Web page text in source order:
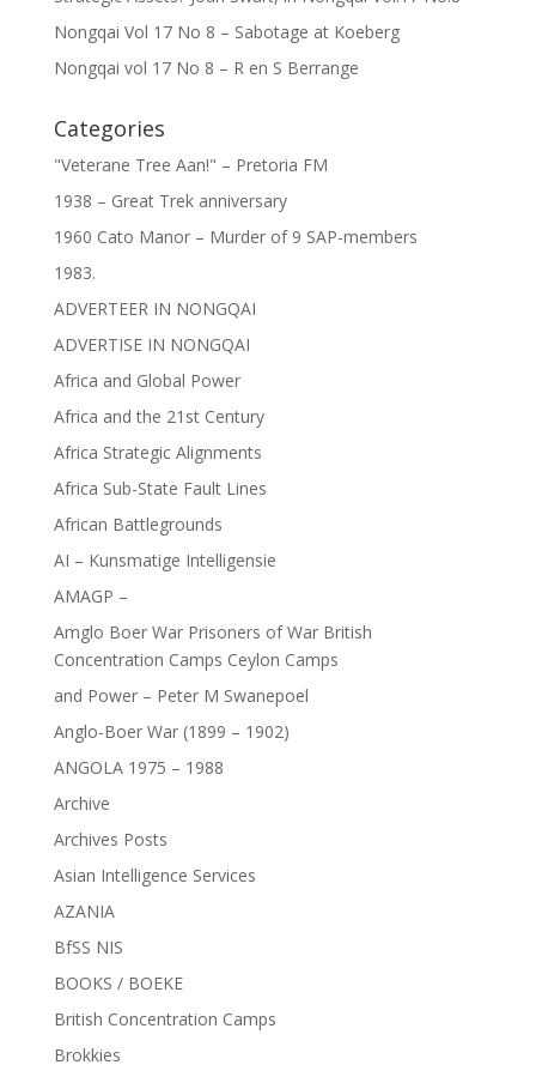
Nongqai Vol 17 No 8 – Sabotage at Koeberg
Nongqai vol 17 No 8 – R en S Berrange
Categories
"Veterane Tree Aan!" – Pretoria FM
1938 – Great Trek anniversary
1960 Cato Manor – Murder of 9 SAP-members
1983.
ADVERTEER IN NONGQAI
ADVERTISE IN NONGQAI
Africa and Global Power
Africa and the 21st Century
Africa Strategic Alignments
Africa Sub-State Fault Lines
African Battlegrounds
AI – Kunsmatige Intelligensie
AMAGP –
Amglo Boer War Prisoners of War British
Concentration Camps Ceylon Camps
and Power – Peter M Swanepoel
Anglo-Boer War (1899 – 1902)
ANGOLA 1975 – 1988
Archive
Archives Posts
Asian Intelligence Services
AZANIA
BfSS NIS
BOOKS / BOEKE
British Concentration Camps
Brokkies